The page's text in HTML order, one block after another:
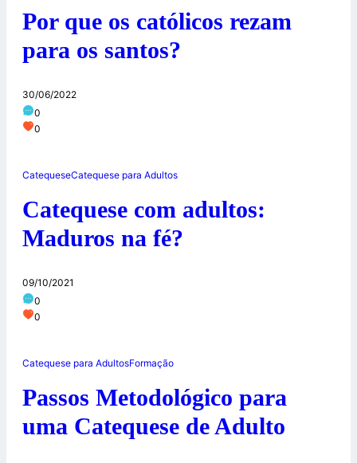
Por que os católicos rezam
para os santos?
30/06/2022
0
0
CatequeseCatequese para Adultos
Catequese com adultos:
Maduros na fé?
09/10/2021
0
0
Catequese para AdultosFormação
Passos Metodológico para
uma Catequese de Adulto